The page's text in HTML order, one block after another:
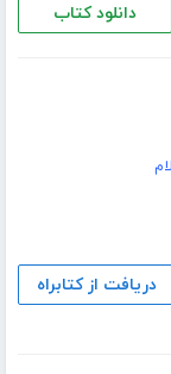
دانلود کتاب
دریافت از کتابراه